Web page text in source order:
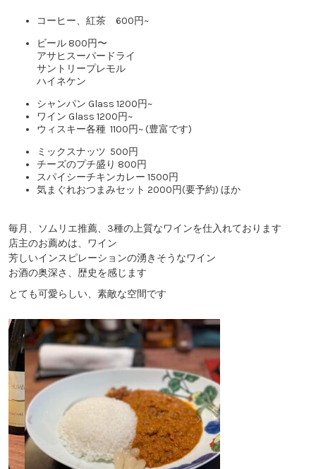
コーヒー、紅茶 600円~
ビール 800円〜
アサヒスーパードライ
サントリープレモル
ハイネケン
シャンパン Glass 1200円~
ワイン Glass 1200円~
ウィスキー各種 1100円~ (豊富です)
ミックスナッツ 500円
チーズのプチ盛り 800円
スパイシーチキンカレー 1500円
気まぐれおつまみセット 2000円(要予約) ほか
毎月、ソムリエ推薦、3種の上質なワインを仕入れております
店主のお薦めは、ワイン
芳しいインスピレーションの湧きそうなワイン
お酒の奥深さ、歴史を感じます
とても可愛らしい、素敵な空間です